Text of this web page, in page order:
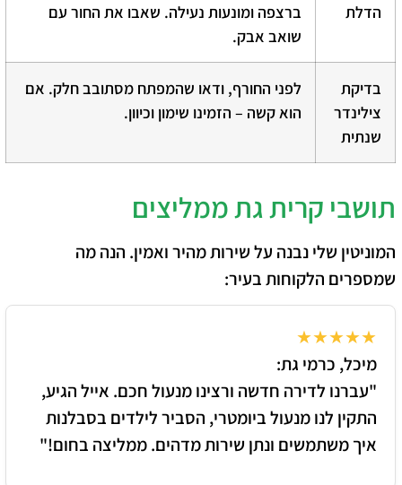
הדלת
ברצפה ומונעות נעילה. שאבו את החור עם
שואב אבק.
בדיקת
צילינדר
שנתית
לפני החורף, ודאו שהמפתח מסתובב חלק. אם
הוא קשה – הזמינו שימון וכיוון.
תושבי קרית גת ממליצים
המוניטין שלי נבנה על שירות מהיר ואמין. הנה מה
שמספרים הלקוחות בעיר:
★★★★★
מיכל, כרמי גת:
"עברנו לדירה חדשה ורצינו מנעול חכם. אייל הגיע,
התקין לנו מנעול ביומטרי, הסביר לילדים בסבלנות
איך משתמשים ונתן שירות מדהים. ממליצה בחום!"